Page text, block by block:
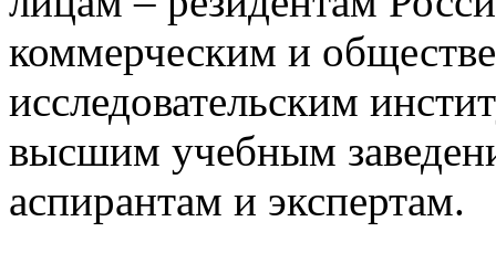
коммерческим и
исследовательским
высшим учебным
аспирантам и экспертам.